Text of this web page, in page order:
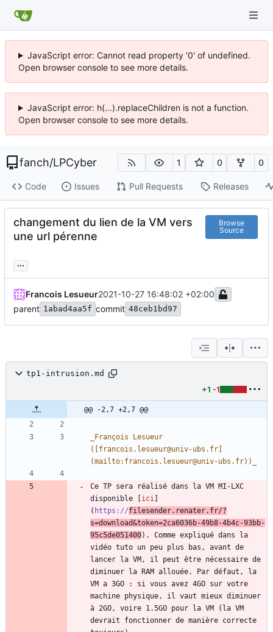
JavaScript error: Cannot read property '0' of undefined.
Open browser console to see more details.
JavaScript error: h(...).replaceChildren is not a function.
Open browser console to see more details.
fanch/LPCyber 1 0 0
Code Issues Pull Requests Releases
changement du lien de la VM vers
une url pérenne
Browse
Source
...
Francois Lesueur2021-10-27 16:48:02 +02:00
parent 1abad4aa5f commit 48ceb1bd97
tp1-intrusion.md
+1 -1
@@ -2,7 +2,7 @@
François Lesueur
([francois.lesueur@univ-ubs.fr]
(mailto:francois.lesueur@univ-ubs.fr))
Ce TP sera réalisé dans la VM MI-LXC
disponible [ici ]
( https://filesender.renater.fr/?
s=download&token=2ca6036b-49b8-4b4c-93bb-
95c5de051400). Comme expliqué dans la
vidéo tuto un peu plus bas, avant de
lancer la VM, il peut être nécessaire de
diminuer la RAM allouée. Par défaut, la
VM a 3GO : si vous avez 4GO sur votre
machine physique, il vaut mieux diminuer
à 2GO, voire 1.5GO pour la VM (la VM
devrait fonctionner de manière correcte